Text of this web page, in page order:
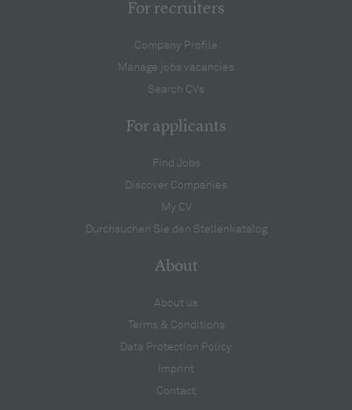
For recruiters
Company Profile
Manage jobs vacancies
Search CVs
For applicants
Find Jobs
Discover Companies
My CV
Durchsuchen Sie den Stellenkatalog
About
About us
Terms & Conditions
Data Protection Policy
Imprint
Contact